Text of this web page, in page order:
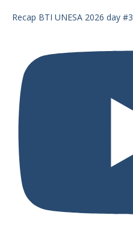
Recap BTI UNESA 2026 day #3